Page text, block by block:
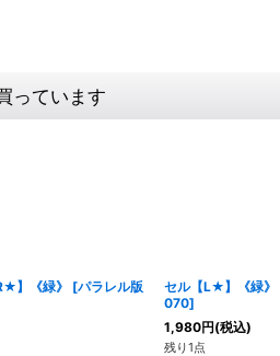
っています
】《緑》 [パラレル版
セル【L★】《緑》
070]
1,980円(税込)
残り1点